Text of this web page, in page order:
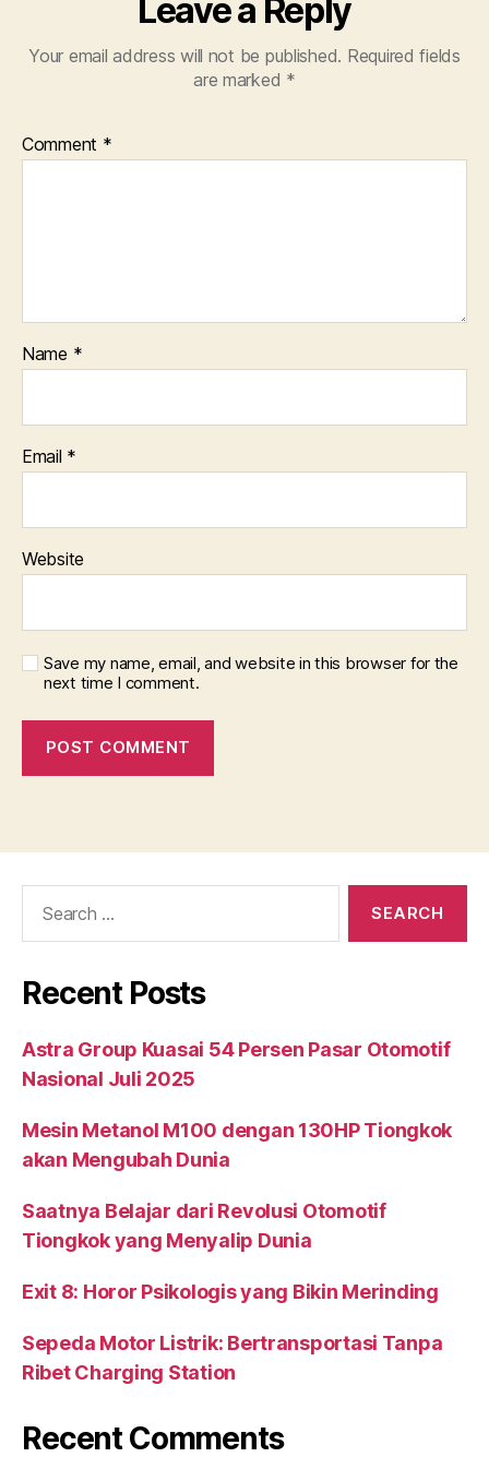
Leave a Reply
Your email address will not be published. Required fields
are marked *
Comment *
Name *
Email *
Website
Save my name, email, and website in this browser for the
next time I comment.
Recent Posts
Astra Group Kuasai 54 Persen Pasar Otomotif
Nasional Juli 2025
Mesin Metanol M100 dengan 130HP Tiongkok
akan Mengubah Dunia
Saatnya Belajar dari Revolusi Otomotif
Tiongkok yang Menyalip Dunia
Exit 8: Horor Psikologis yang Bikin Merinding
Sepeda Motor Listrik: Bertransportasi Tanpa
Ribet Charging Station
Recent Comments